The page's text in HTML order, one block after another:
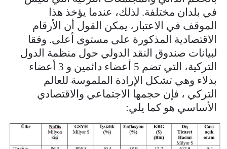
في بلدان مختلفة. لذلك، عندما يؤخذ هذا
الموقف في الاعتبار، يمكن القول أن الأرقام
الاقتصادية المذكورة على مستوى أعلى. وفقا
لبيانات صندوق النقد الدولي حول منظمة الدول
التركية، التي تضم 5 أعضاء دائمين و 3 أعضاء
بدلاء وهي تشكل الإرادة الملموسة للعالم
التركي ، فإن حجمها الاجتماعي والاقتصادي
الأساسي هو كما يلي: